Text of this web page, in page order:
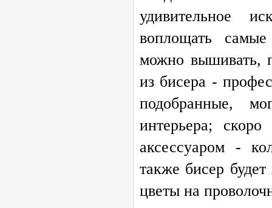
удивительное
воплощать
можно вышивать,
из бисера -
подобранные,
интерьера;
аксессуаром -
также бисер
цветы на